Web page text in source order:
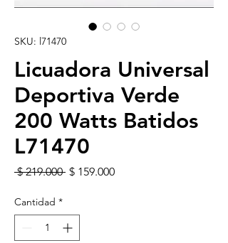
SKU: l71470
Licuadora Universal
Deportiva Verde
200 Watts Batidos
L71470
$ 219.000 Precio
$ 159.000Precio de oferta
Cantidad *